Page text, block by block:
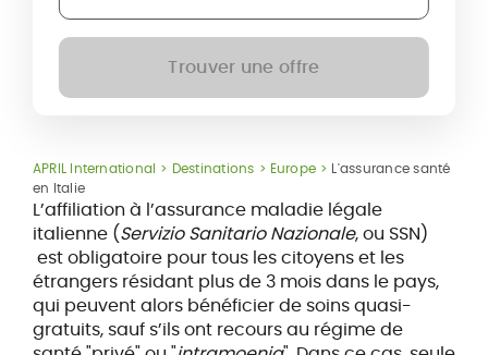
Trouver une offre
APRIL International Destinations Europe
L'assurance santé
en Italie
L’affiliation à l’assurance maladie légale
italienne (Servizio Sanitario Nazionale, ou SSN)
est obligatoire pour tous les citoyens et les
étrangers résidant plus de 3 mois dans le pays,
qui peuvent alors bénéficier de soins quasi-
gratuits, sauf s’ils ont recours au régime de